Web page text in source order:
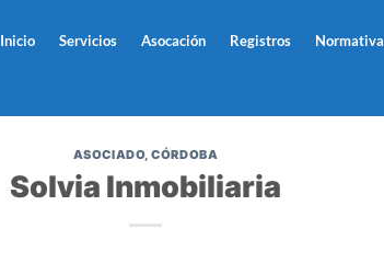
Inicio Servicios Asocación Registros Normativa
ASOCIADO,CÓRDOBA
Solvia Inmobiliaria